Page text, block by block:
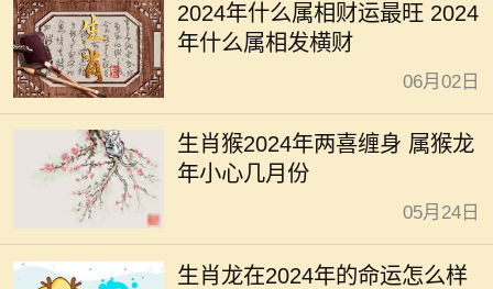
2024年什么属相财运最旺 2024
年什么属相发横财
06月02日
生肖猴2024年两喜缠身 属猴龙
年小心几月份
05月24日
生肖龙在2024年的命运怎么样